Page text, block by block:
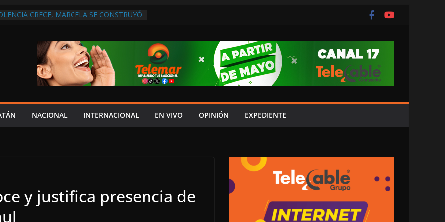
CRECE, MARCELA SE CONSTRUYÓ
EMPLEOS
NO PAGA A PROVEEDORES, PEMEX LA
QUE HAY UN PROYECTO PARA
CULTURAL MULTIFUNCIONAL EN EL
AUTORIZACIÓN MÉDICA PARA FIJAR
RESPONSABLE DEL ACCIDENTE
NACIONAL INTERNACIONAL EN VIVO OPINIÓN EXPEDIENTE
y justifica presencia de